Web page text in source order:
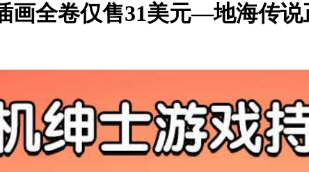
画全卷仅售31美元—地海传